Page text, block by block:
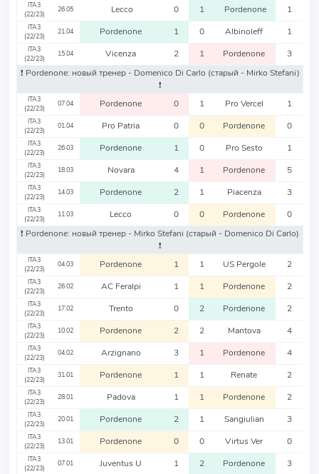
ITA3
(22/23)
26.05 Lecco 0 1 Pordenone 1
ITA3
(22/23)
21.04 Pordenone 1 0 Albinoleff 1
ITA3
(22/23)
15.04 Vicenza 2 1 Pordenone
3
❗️ Pordenone: новый тренер - Domenico Di Carlo (старый - Mirko Stefani)
❗️
ITA3
(22/23)
07.04 Pordenone 0 1 Pro Vercel 1
ITA3
(22/23)
01.04 Pro Patria 0 0 Pordenone 0
ITA3
(22/23)
26.03 Pordenone 1 0 Pro Sesto 1
ITA3
(22/23)
18.03 Novara 4 1 Pordenone 5
ITA3
(22/23)
14.03 Pordenone 2 1 Piacenza 3
ITA3
(22/23)
11.03 Lecco 0 0 Pordenone
0
❗️ Pordenone: новый тренер - Mirko Stefani (старый - Domenico Di Carlo)
❗️
ITA3
(22/23)
04.03 Pordenone 1 1 US Pergole 2
ITA3
(22/23)
26.02 AC Feralpi 1 1 Pordenone 2
ITA3
(22/23)
17.02 Trento 0 2 Pordenone 2
ITA3
(22/23)
10.02 Pordenone 2 2 Mantova 4
ITA3
(22/23)
04.02 Arzignano 3 1 Pordenone 4
ITA3
(22/23)
31.01 Pordenone 1 1 Renate 2
ITA3
(22/23)
28.01 Padova 1 1 Pordenone 2
ITA3
(22/23)
20.01 Pordenone 2 1 Sangiulian 3
ITA3
(22/23)
13.01 Pordenone 0 0 Virtus Ver 0
ITA3
(22/23)
07.01 Juventus U 1 2 Pordenone 3